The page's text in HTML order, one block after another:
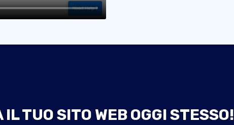
TUO SITO WEB OGGI STESSO!